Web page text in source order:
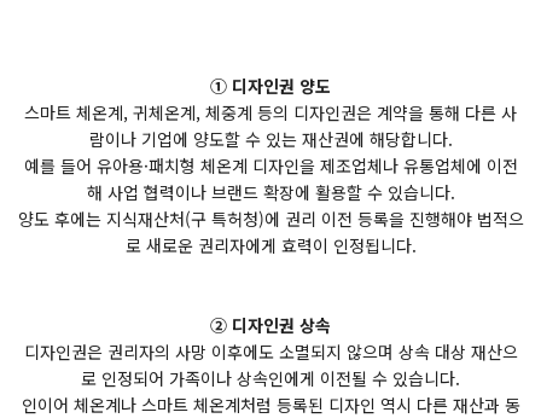
① 디자인권 양도
스마트 체온계, 귀체온계, 체중계 등의 디자인권은 계약을 통해 다른 사
람이나 기업에 양도할 수 있는 재산권에 해당합니다.
예를 들어 유아용·패치형 체온계 디자인을 제조업체나 유통업체에 이전
해 사업 협력이나 브랜드 확장에 활용할 수 있습니다.
양도 후에는 지식재산처(구 특허청)에 권리 이전 등록을 진행해야 법적으
로 새로운 권리자에게 효력이 인정됩니다.
② 디자인권 상속
디자인권은 권리자의 사망 이후에도 소멸되지 않으며 상속 대상 재산으
로 인정되어 가족이나 상속인에게 이전될 수 있습니다.
인이어 체온계나 스마트 체온계처럼 등록된 디자인 역시 다른 재산과 동